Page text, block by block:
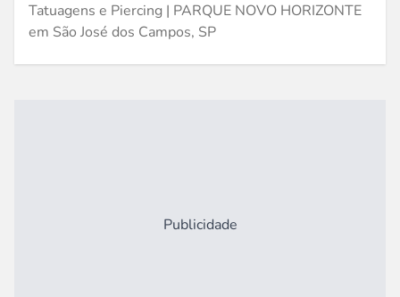
Tatuagens e Piercing | PARQUE NOVO HORIZONTE
em São José dos Campos, SP
Publicidade